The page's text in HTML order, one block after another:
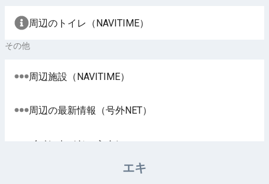
周辺のトイレ（NAVITIME）
その他
周辺施設（NAVITIME）
周辺の最新情報（号外NET）
イベント（じゃらん）
エキ